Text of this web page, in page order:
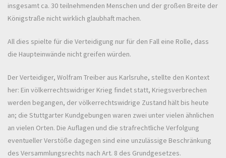
insgesamt ca. 30 teilnehmenden Menschen und der großen Breite der
Königstraße nicht wirklich glaubhaft machen.
All dies spielte für die Verteidigung nur für den Fall eine Rolle, dass
die Haupteinwände nicht greifen würden.
Der Verteidiger, Wolfram Treiber aus Karlsruhe, stellte den Kontext
her: Ein völkerrechtswidriger Krieg findet statt, Kriegsverbrechen
werden begangen, der völkerrechtswidrige Zustand hält bis heute
an; die Stuttgarter Kundgebungen waren zwei unter vielen ähnlichen
an vielen Orten. Die Auflagen und die strafrechtliche Verfolgung
eventueller Verstöße dagegen sind eine unzulässige Beschränkung
des Versammlungsrechts nach Art. 8 des Grundgesetzes.